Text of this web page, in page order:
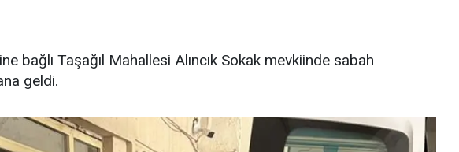
bağlı Taşağıl Mahallesi Alıncık Sokak mevkiinde sabah
geldi.